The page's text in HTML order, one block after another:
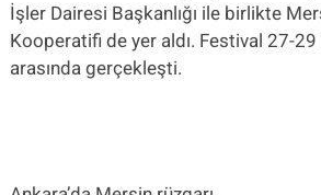
İşler Dairesi Başkanlığı ile birlikte
Kooperatifi de yer aldı. Festival 27-
arasında gerçekleşti.